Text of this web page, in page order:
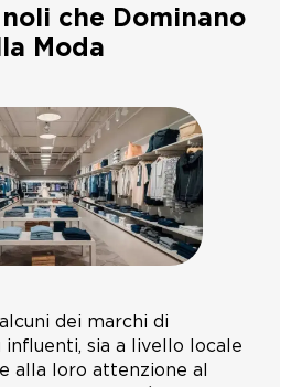
che Dominano
Moda
dei marchi di
sia a livello locale
alla loro attenzione al